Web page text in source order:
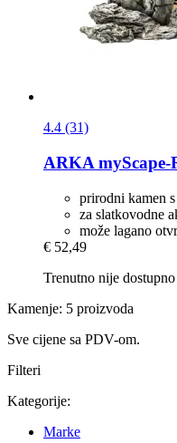
4.4 (31)
ARKA
prirodni kamen
za slatkovodne
može lagano
€ 52,49
Trenutno nije dostupno
Kamenje: 5 proizvoda
Sve cijene sa PDV-om.
Filteri
Kategorije:
Marke